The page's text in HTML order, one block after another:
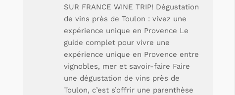
SUR FRANCE WINE TRIP! Dégustation
de vins près de Toulon : vivez une
expérience unique en Provence Le
guide complet pour vivre une
expérience unique en Provence entre
vignobles, mer et savoir-faire Faire
une dégustation de vins près de
Toulon, c’est s’offrir une parenthèse